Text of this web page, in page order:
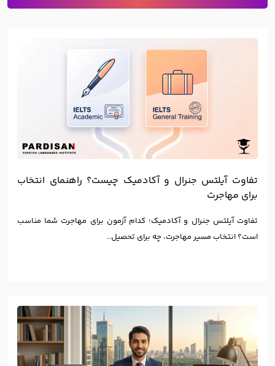
تفاوت آیلتس جنرال و آکادمیک چیست؟ راهنمای انتخاب
برای مهاجرت
تفاوت آیلتس جنرال و آکادمیک؛ کدام آزمون برای مهاجرت شما مناسب
است؟ انتخاب مسیر مهاجرت، چه برای تحصیل…